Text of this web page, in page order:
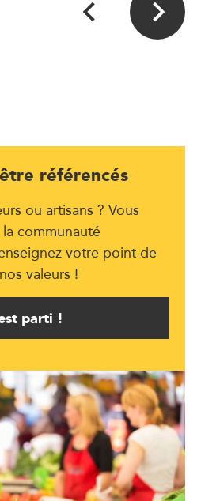
être référencés
ou artisans ? Vous
communauté
votre point de
valeurs !
parti !